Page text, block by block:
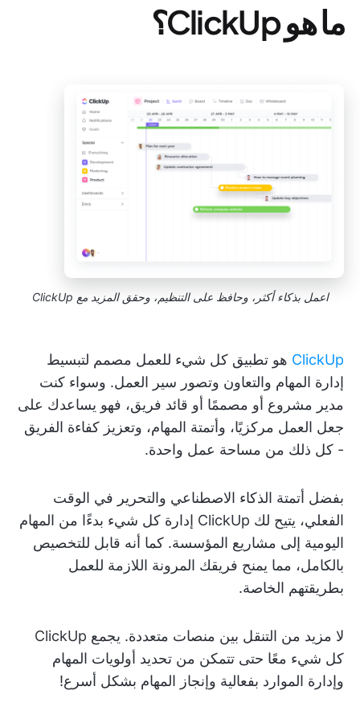
ما هو ClickUp؟
اعمل بذكاء أكثر، وحافظ على التنظيم، وحقق المزيد مع ClickUp
ClickUp هو تطبيق كل شيء للعمل مصمم لتبسيط
إدارة المهام والتعاون وتصور سير العمل. وسواء كنت
مدير مشروع أو مصممًا أو قائد فريق، فهو يساعدك على
جعل العمل مركزيًا، وأتمتة المهام، وتعزيز كفاءة الفريق
- كل ذلك من مساحة عمل واحدة.
بفضل أتمتة الذكاء الاصطناعي والتحرير في الوقت
الفعلي، يتيح لك ClickUp إدارة كل شيء بدءًا من المهام
اليومية إلى مشاريع المؤسسة. كما أنه قابل للتخصيص
بالكامل، مما يمنح فريقك المرونة اللازمة للعمل
بطريقتهم الخاصة.
لا مزيد من التنقل بين منصات متعددة. يجمع ClickUp
كل شيء معًا حتى تتمكن من تحديد أولويات المهام
وإدارة الموارد بفعالية وإنجاز المهام بشكل أسرع!